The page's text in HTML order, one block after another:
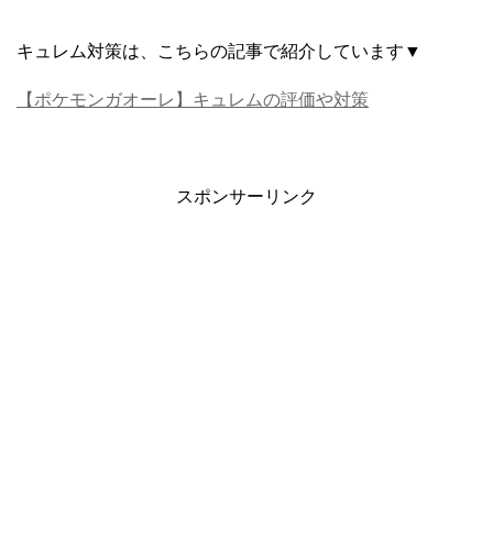
キュレム対策は、こちらの記事で紹介しています▼
【ポケモンガオーレ】キュレムの評価や対策
スポンサーリンク